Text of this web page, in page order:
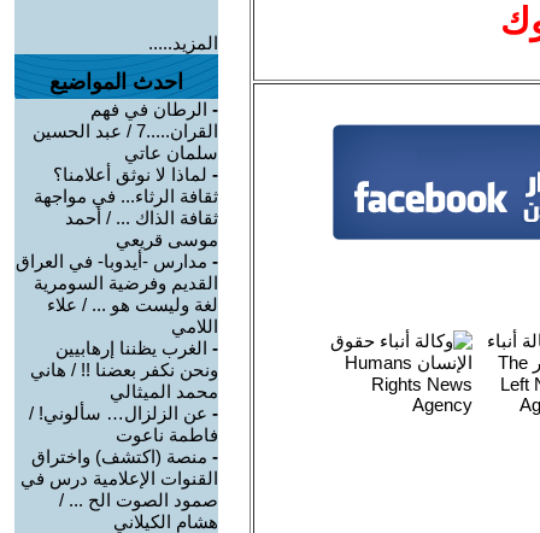
المزيد.....
احدث المواضيع
- الرطان في فهم
القران.....7 / عبد الحسين
سلمان عاتي
- لماذا لا نوثق أعلامنا؟
ثقافة الرثاء... في مواجهة
ثقافة الذاك ... / أحمد
موسى قريعي
- مدارس -أيدوبا- في العراق
القديم وفرضية السومرية
لغة وليست هو ... / علاء
اللامي
- الغرب يظننا إرهابيين
ونحن نكفر بعضنا !! / هاني
محمد الميثالي
- عن الزلزال… سألوني! /
فاطمة ناعوت
- منصة (اكتشف) واختراق
القنوات الإعلامية درس في
صمود الصوت الح ... /
هشام الكيلاني